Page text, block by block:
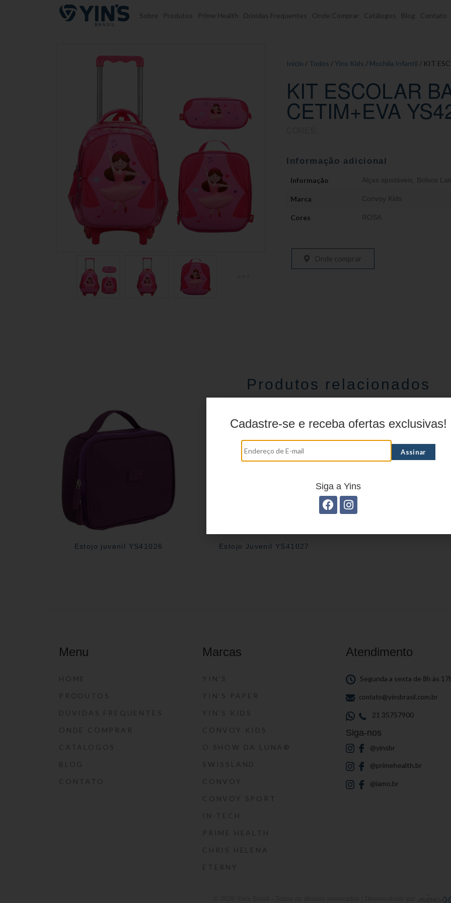
Pular para o conteúdo Sobre Produtos Prime Health Dúvidas Frequentes Onde Comprar Catálogos Blog Contato
Início / Todos /Yins Kids / Mochila Infantil / KIT
KIT ESCOLAR
CETIM+EVA
Informação adicional
Informação Alças ajustáveis Bolsos
Marca Convoy Kids
Cores ROSA
Onde comprar
Produtos relacionados
Estojo juvenil YS41026 Estojo Juvenil YS41027
Estojo Juvenil
Menu
HOME
PRODUTOS
DÚVIDAS FREQUENTES
ONDE COMPRAR
CATÁLOGOS
BLOG
CONTATO
Marcas
YIN’S
YIN’S PAPER
YIN’S KIDS
CONVOY KIDS
O SHOW DA LUNA®
SWISSLAND
CONVOY
CONVOY SPORT
IN-TECH
PRIME HEALTH
CHRIS HELENA
ETERNY
Atendimento
Segunda a sexta de 8h às
contato@yinsbrasil.com.br
21 35757900
Siga-nos
@yinsbr
@primehealth.br
@iamo.br
Cadastre-se e receba ofertas exclusivas!
Siga a Yins